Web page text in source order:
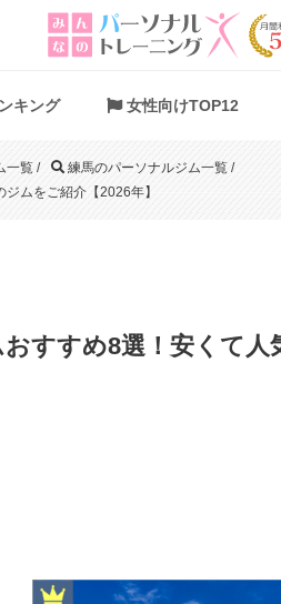
キング 女性向けTOP12
一覧 / 練馬のパーソナルジム一覧 /
ムをご紹介【2026年】
すすめ8選！安くて人